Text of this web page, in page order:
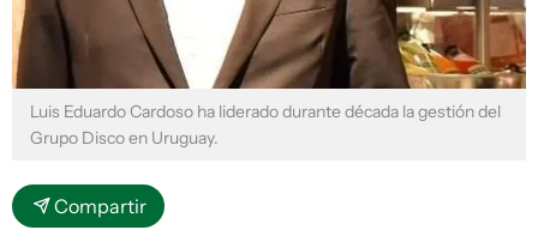
Luis Eduardo Cardoso ha liderado durante década la gestión del
Grupo Disco en Uruguay.
Compartir